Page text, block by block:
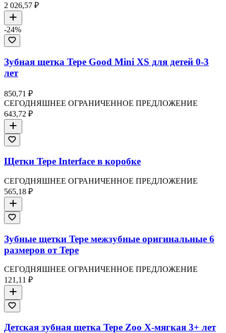
2 026,57 ₽
-24%
Зубная щетка Tepe Good Mini XS для детей 0-3
лет
850,71 ₽
СЕГОДНЯШНЕЕ ОГРАНИЧЕННОЕ ПРЕДЛОЖЕНИЕ
643,72 ₽
Щетки Tepe Interface в коробке
СЕГОДНЯШНЕЕ ОГРАНИЧЕННОЕ ПРЕДЛОЖЕНИЕ
565,18 ₽
Зубные щетки Tepe межзубные оригинальные 6
размеров от Tepe
СЕГОДНЯШНЕЕ ОГРАНИЧЕННОЕ ПРЕДЛОЖЕНИЕ
121,11 ₽
Детская зубная щетка Tepe Zoo X-мягкая 3+ лет